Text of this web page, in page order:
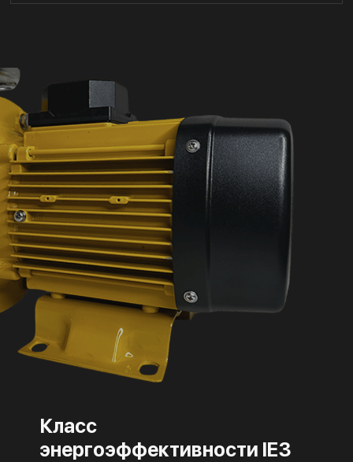
Класс
энергоэффективности IE3